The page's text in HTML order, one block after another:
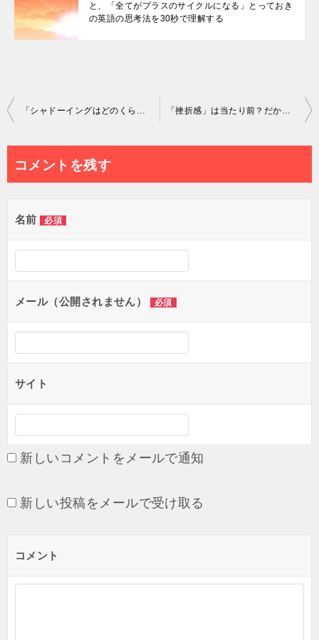
と、「全てがプラスのサイクルになる」とっておき
の英語の思考法を30秒で理解する
投
ナ
ビ
ゲ
「シャドーイングはどのくらいすればいいのですか？」という質問に対しての回答。○○の感覚が身につけば英語脳⇒ネイティブ英語が実現！ 「挫折感」は当たり前？だからこそ大切な英語学習挫折つぶし対策動画講座[前編]
コメントを残す
名前 必須
メール（公開されません） 必須
サイト
新しいコメントをメールで通知
新しい投稿をメールで受け取る
コメント